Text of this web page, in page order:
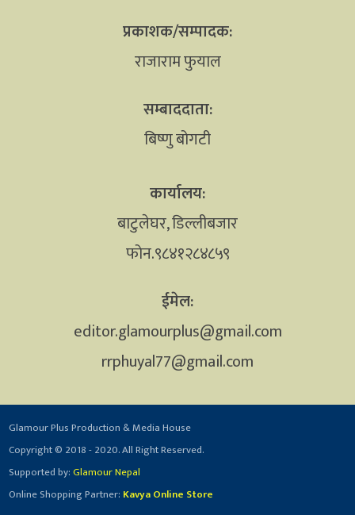
प्रकाशक/सम्पादक:
राजाराम फुयाल
सम्बाददाता:
बिष्णु बोगटी
कार्यालय:
बाटुलेघर, डिल्लीबजार
फोन.९८४१२८४८५९
ईमेल:
editor.glamourplus@gmail.com
rrphuyal77@gmail.com
Glamour Plus Production & Media House
Copyright © 2018 - 2020. All Right Reserved.
Supported by:Glamour Nepal
Online Shopping Partner: Kavya Online Store